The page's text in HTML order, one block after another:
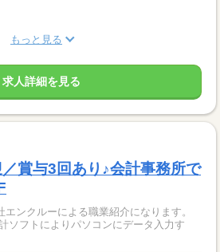
もっと見る
求人詳細を見る
賞与3回あり♪会計事務所で
ンクルーによる職業紹介になります。
ソフトによりパソコンにデータ入力す